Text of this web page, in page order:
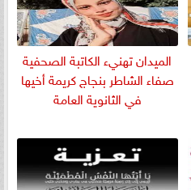
الميدان تهنيء الكاتبة الصحفية
صفاء الشاطر بنجاج كريمة أخيها
في الثانوية العامة